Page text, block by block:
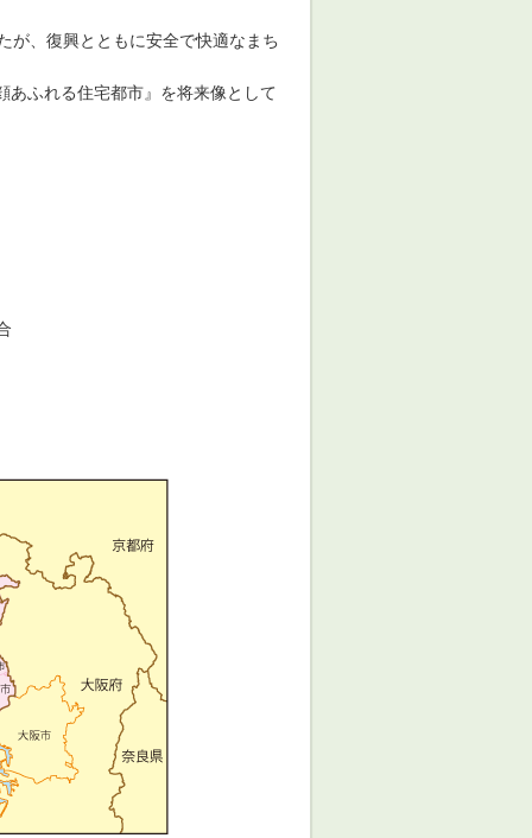
が、復興とともに安全で快適なまち
あふれる住宅都市』を将来像として